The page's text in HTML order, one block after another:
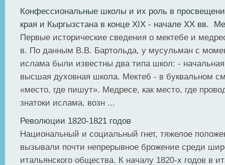
Конфессиональные школы и их роль в
края и Кыргызстана в конце XIX - начале ХХ вв.
Первые исторические сведения о мектебе и
в. По данным В.В. Бартольда, у мусульман с
ислама были известны два типа школ: -
высшая духовная школа. Мектеб - в буквальном
«место, где пишут». Медресе, как место, где
знатоки ислама, возн ...
Революции 1820-1821 годов
Национальный и социальный гнет, тяжелое
вызывали почти непрерывное брожение среди
итальянского общества. К началу 1820-х годов в